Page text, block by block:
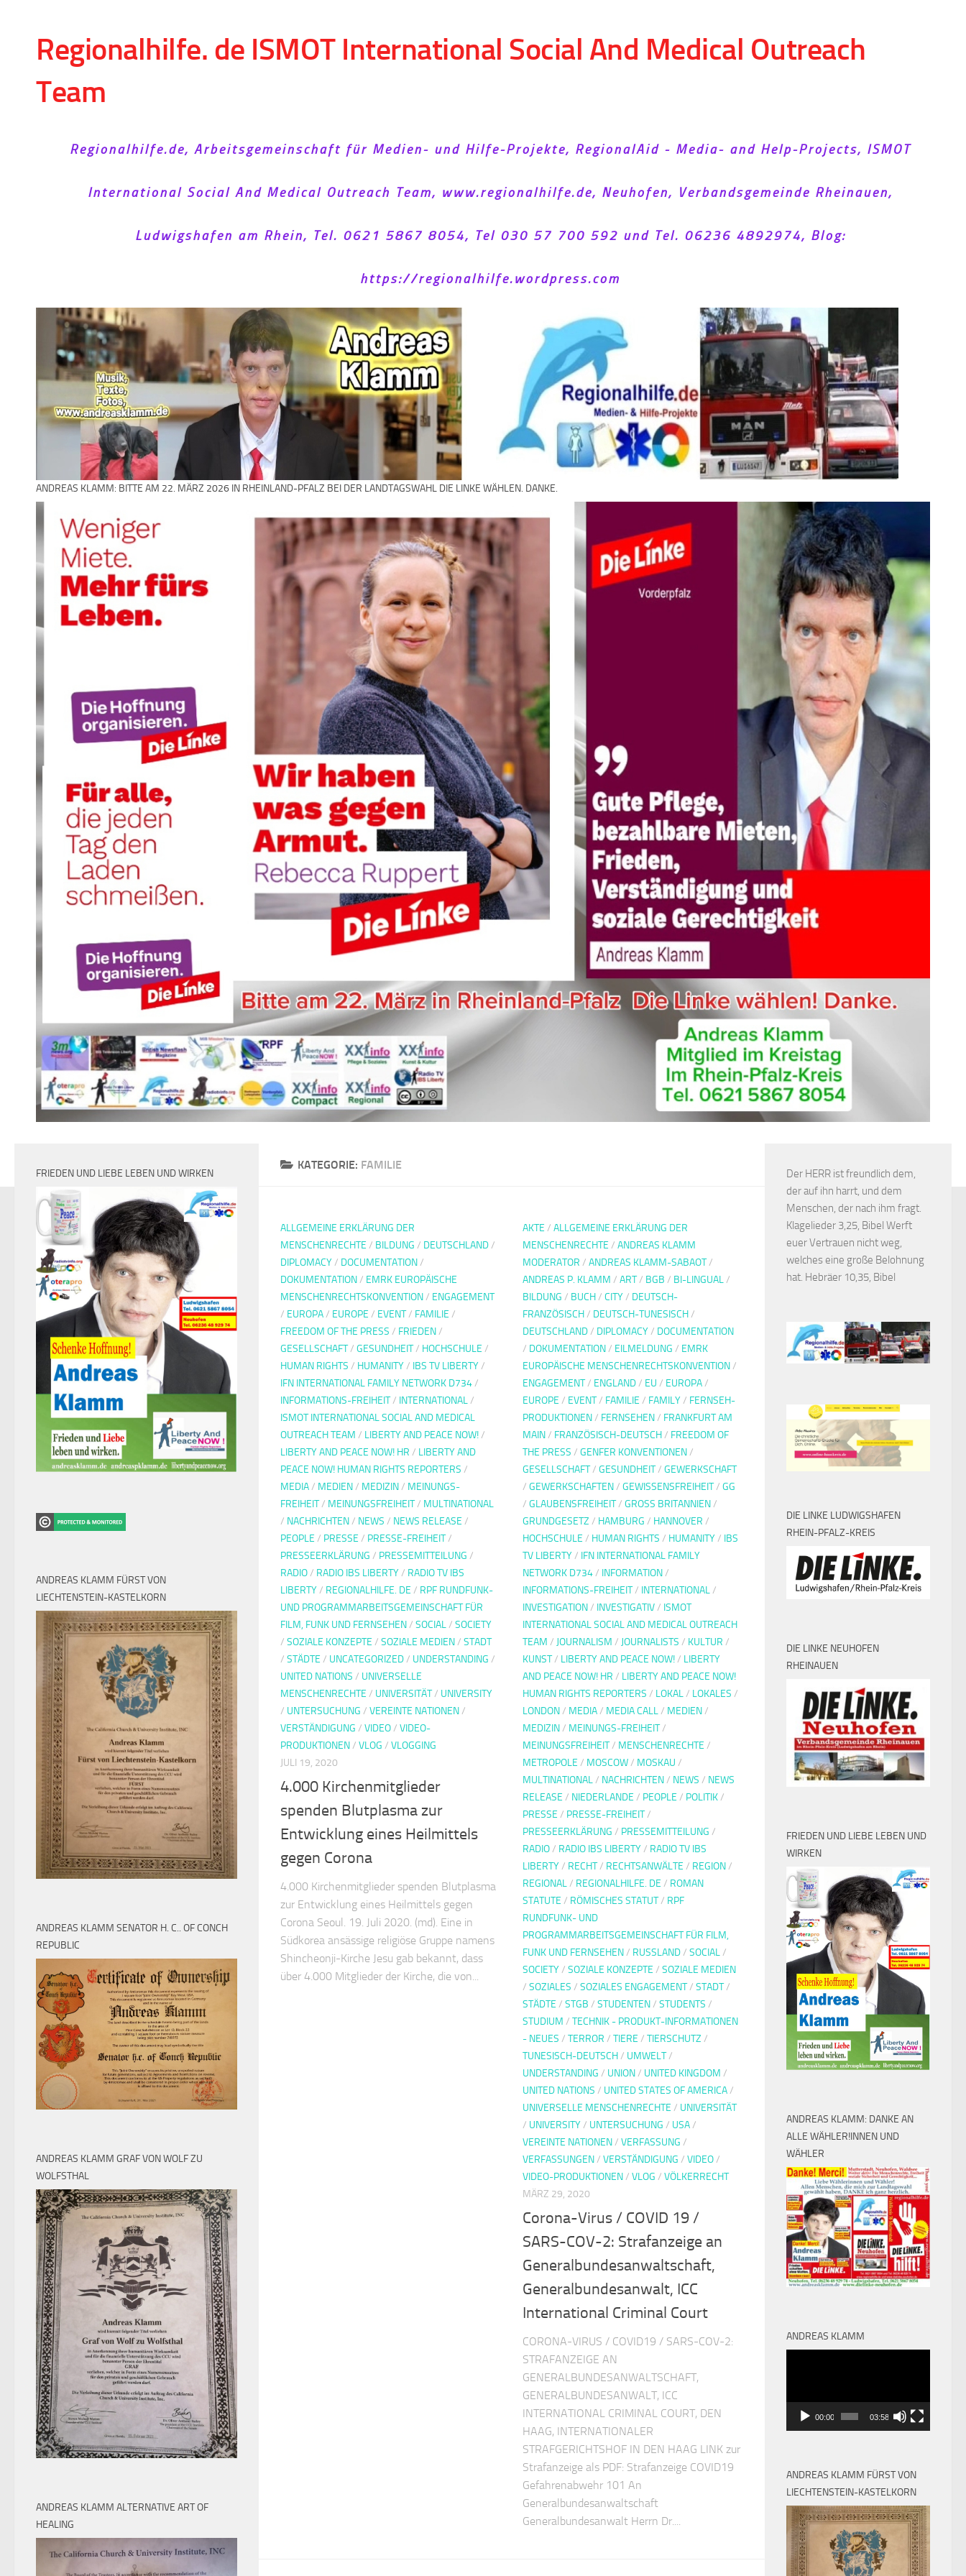
Regionalhilfe. de ISMOT International Social And Medical Outreach
Team
Regionalhilfe.de, Arbeitsgemeinschaft für Medien- und Hilfe-Projekte, RegionalAid - Media- and Help-Projects, ISMOT
International Social And Medical Outreach Team, www.regionalhilfe.de, Neuhofen, Verbandsgemeinde Rheinauen,
Ludwigshafen am Rhein, Tel. 0621 5867 8054, Tel 030 57 700 592 und Tel. 06236 4892974, Blog:
https://regionalhilfe.wordpress.com
ANDREAS KLAMM: BITTE AM 22. MÄRZ 2026 IN RHEINLAND-PFALZ BEI DER LANDTAGSWAHL DIE LINKE WÄHLEN. DANKE.
KATEGORIE: FAMILIE
ALLGEMEINE ERKLÄRUNG DER
MENSCHENRECHTE / BILDUNG / DEUTSCHLAND/
DIPLOMACY/ DOCUMENTATION/
DOKUMENTATION/ EMRK EUROPÄISCHE
MENSCHENRECHTSKONVENTION/ ENGAGEMENT
/ EUROPA/ EUROPE / EVENT/ FAMILIE /
FREEDOM OF THE PRESS / FRIEDEN/
GESELLSCHAFT/ GESUNDHEIT/ HOCHSCHULE /
HUMAN RIGHTS / HUMANITY/ IBS TV LIBERTY/
IFN INTERNATIONAL FAMILY NETWORK D734/
INFORMATIONS-FREIHEIT/ INTERNATIONAL/
ISMOT INTERNATIONAL SOCIAL AND MEDICAL
OUTREACH TEAM / LIBERTY AND PEACE NOW!/
LIBERTY AND PEACE NOW! HR / LIBERTY AND
PEACE NOW! HUMAN RIGHTS REPORTERS /
MEDIA/ MEDIEN/ MEDIZIN/ MEINUNGS-
FREIHEIT/ MEINUNGSFREIHEIT/ MULTINATIONAL
/ NACHRICHTEN/ NEWS / NEWS RELEASE /
PEOPLE / PRESSE / PRESSE-FREIHEIT/
PRESSEERKLÄRUNG / PRESSEMITTEILUNG /
RADIO/ RADIO IBS LIBERTY/ RADIO TV IBS
LIBERTY/ REGIONALHILFE. DE / RPF RUNDFUNK-
UND PROGRAMMARBEITSGEMEINSCHAFT FÜR
FILM, FUNK UND FERNSEHEN/ SOCIAL/ SOCIETY
/ SOZIALE KONZEPTE / SOZIALE MEDIEN/ STADT
/ STÄDTE / UNCATEGORIZED/ UNDERSTANDING /
UNITED NATIONS / UNIVERSELLE
MENSCHENRECHTE / UNIVERSITÄT/ UNIVERSITY
/ UNTERSUCHUNG / VEREINTE NATIONEN/
VERSTÄNDIGUNG / VIDEO/ VIDEO-
PRODUKTIONEN/ VLOG / VLOGGING
JULI 19, 2020
4.000 Kirchenmitglieder
spenden Blutplasma zur
Entwicklung eines Heilmittels
gegen Corona
4.000 Kirchenmitglieder spenden Blutplasma
zur Entwicklung eines Heilmittels gegen
Corona Seoul. 19. Juli 2020. (md). Eine in
Südkorea ansässige religiöse Gruppe namens
Shincheonji-Kirche Jesu gab bekannt, dass
über 4.000 Mitglieder der Kirche, die von...
AKTE / ALLGEMEINE ERKLÄRUNG DER
MENSCHENRECHTE / ANDREAS KLAMM
MODERATOR / ANDREAS KLAMM-SABAOT/
ANDREAS P. KLAMM / ART/ BGB / BI-LINGUAL/
BILDUNG / BUCH/ CITY/ DEUTSCH-
FRANZÖSISCH/ DEUTSCH-TUNESISCH/
DEUTSCHLAND/ DIPLOMACY/ DOCUMENTATION
/ DOKUMENTATION/ EILMELDUNG / EMRK
EUROPÄISCHE MENSCHENRECHTSKONVENTION/
ENGAGEMENT/ ENGLAND/ EU / EUROPA/
EUROPE / EVENT/ FAMILIE / FAMILY/ FERNSEH-
PRODUKTIONEN/ FERNSEHEN/ FRANKFURT AM
MAIN/ FRANZÖSISCH-DEUTSCH/ FREEDOM OF
THE PRESS / GENFER KONVENTIONEN/
GESELLSCHAFT/ GESUNDHEIT/ GEWERKSCHAFT
/ GEWERKSCHAFTEN/ GEWISSENSFREIHEIT/ GG
/ GLAUBENSFREIHEIT/ GROSS BRITANNIEN
/
GRUNDGESETZ / HAMBURG / HANNOVER /
HOCHSCHULE / HUMAN RIGHTS / HUMANITY/ IBS
TV LIBERTY/ IFN INTERNATIONAL FAMILY
NETWORK D734/ INFORMATION/
INFORMATIONS-FREIHEIT/ INTERNATIONAL/
INVESTIGATION/ INVESTIGATIV/ ISMOT
INTERNATIONAL SOCIAL AND MEDICAL OUTREACH
TEAM / JOURNALISM / JOURNALISTS / KULTUR /
KUNST/ LIBERTY AND PEACE NOW!/ LIBERTY
AND PEACE NOW! HR / LIBERTY AND PEACE NOW!
HUMAN RIGHTS REPORTERS / LOKAL/ LOKALES /
LONDON/ MEDIA/ MEDIA CALL/ MEDIEN/
MEDIZIN/ MEINUNGS-FREIHEIT/
MEINUNGSFREIHEIT/ MENSCHENRECHTE /
METROPOLE / MOSCOW/ MOSKAU /
MULTINATIONAL/ NACHRICHTEN/ NEWS / NEWS
RELEASE / NIEDERLANDE / PEOPLE / POLITIK/
PRESSE / PRESSE-FREIHEIT/
PRESSEERKLÄRUNG / PRESSEMITTEILUNG /
RADIO/ RADIO IBS LIBERTY/ RADIO TV IBS
LIBERTY/ RECHT/ RECHTSANWÄLTE / REGION/
REGIONAL/ REGIONALHILFE. DE / ROMAN
STATUTE / RÖMISCHES STATUT/ RPF
RUNDFUNK- UND
PROGRAMMARBEITSGEMEINSCHAFT FÜR FILM,
FUNK UND FERNSEHEN/ RUSSLAND/ SOCIAL/
SOCIETY/ SOZIALE KONZEPTE / SOZIALE MEDIEN
/ SOZIALES / SOZIALES ENGAGEMENT/ STADT/
STÄDTE / STGB / STUDENTEN/ STUDENTS /
STUDIUM / TECHNIK - PRODUKT-INFORMATIONEN
- NEUES / TERROR / TIERE / TIERSCHUTZ /
TUNESISCH-DEUTSCH/ UMWELT/
UNDERSTANDING / UNION/ UNITED KINGDOM /
UNITED NATIONS / UNITED STATES OF AMERICA/
UNIVERSELLE MENSCHENRECHTE / UNIVERSITÄT
/ UNIVERSITY/ UNTERSUCHUNG / USA/
VEREINTE NATIONEN/ VERFASSUNG /
VERFASSUNGEN/ VERSTÄNDIGUNG / VIDEO/
VIDEO-PRODUKTIONEN/ VLOG / VÖLKERRECHT
MÄRZ 29, 2020
Corona-Virus / COVID 19 /
SARS-COV-2: Strafanzeige an
Generalbundesanwaltschaft,
Generalbundesanwalt, ICC
International Criminal Court
CORONA-VIRUS / COVID19 / SARS-COV-2:
STRAFANZEIGE AN
GENERALBUNDESANWALTSCHAFT,
GENERALBUNDESANWALT, ICC
INTERNATIONAL CRIMINAL COURT, DEN
HAAG, INTERNATIONALER
STRAFGERICHTSHOF IN DEN HAAG LINK zur
Strafanzeige als PDF: Strafanzeige COVID19
Gefahrenabwehr 101 An
Generalbundesanwaltschaft
Generalbundesanwalt Herrn Dr....
FRIEDEN UND LIEBE LEBEN UND WIRKEN
ANDREAS KLAMM FÜRST VON
LIECHTENSTEIN-KASTELKORN
ANDREAS KLAMM SENATOR H. C.. OF CONCH
REPUBLIC
ANDREAS KLAMM GRAF VON WOLF ZU
WOLFSTHAL
ANDREAS KLAMM ALTERNATIVE ART OF
HEALING
Der HERR ist freundlich dem,
der auf ihn harrt, und dem
Menschen, der nach ihm fragt.
Klagelieder 3,25, Bibel Werft
euer Vertrauen nicht weg,
welches eine große Belohnung
hat. Hebräer 10,35, Bibel
DIE LINKE LUDWIGSHAFEN
RHEIN-PFALZ-KREIS
DIE LINKE NEUHOFEN
RHEINAUEN
FRIEDEN UND LIEBE LEBEN UND
WIRKEN
ANDREAS KLAMM: DANKE AN
ALLE WÄHLER!INNEN UND
WÄHLER
ANDREAS KLAMM
00:00 03:58
ANDREAS KLAMM FÜRST VON
LIECHTENSTEIN-KASTELKORN